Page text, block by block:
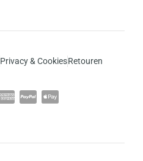
Privacy & CookiesRetouren